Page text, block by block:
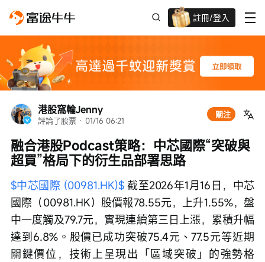
註冊/登入
迎新驚喜賞 股票/BTC等任你揀!
港股窩輪Jenny
評論了股票 · 01/16 06:21
關注
融合港股Podcast策略：中芯國際“突破與
超買”格局下的衍生品部署思路
$中芯國際 (00981.HK)$ 截至2026年1月16日，中芯
國際（00981.HK）股價報78.55元，上升1.55%，盤
中一度觸及79.7元，實現連續第三日上漲，累積升幅
達到6.8%。股價已成功突破75.4元、77.5元等近期
關鍵價位，技術上呈現出「區域突破」的強勢格